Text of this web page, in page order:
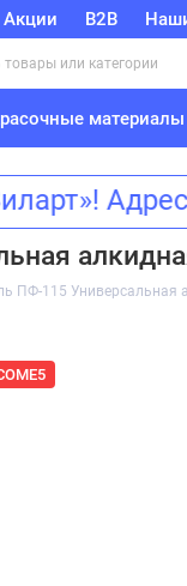
Акции B2B
материалы
ПФ-115 Универсальная